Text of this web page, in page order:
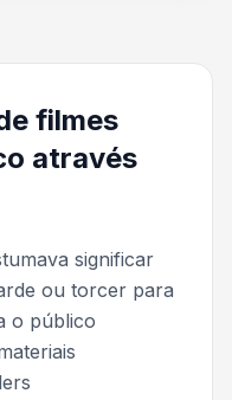
filmes
através
significar
ou torcer para
o público